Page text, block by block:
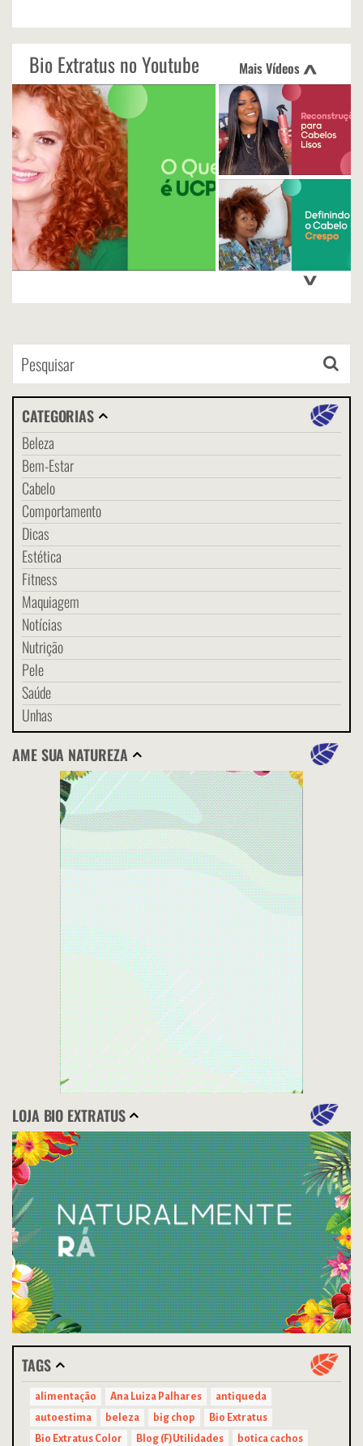
<
Bio Extratus no Youtube Mais Vídeos
>
CATEGORIAS
Beleza
Bem-Estar
Cabelo
Comportamento
Dicas
Estética
Fitness
Maquiagem
Notícias
Nutrição
Pele
Saúde
Unhas
AME SUA NATUREZA
LOJA BIO EXTRATUS
TAGS
alimentação Ana Luiza Palhares
antiqueda
autoestima
beleza big chop
Bio Extratus
Bio Extratus Color
Blog (F)Utilidades botica cachos